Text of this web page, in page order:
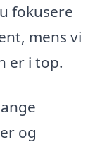
fokusere
mens vi
er i top.
og